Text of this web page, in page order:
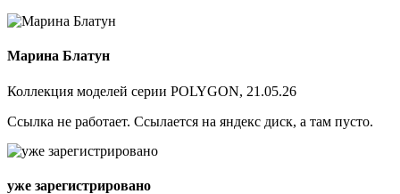
Марина Блатун
Коллекция моделей серии POLYGON, 21.05.26
Ссылка не работает. Ссылается на яндекс диск, а там пусто.
уже зарегистрировано